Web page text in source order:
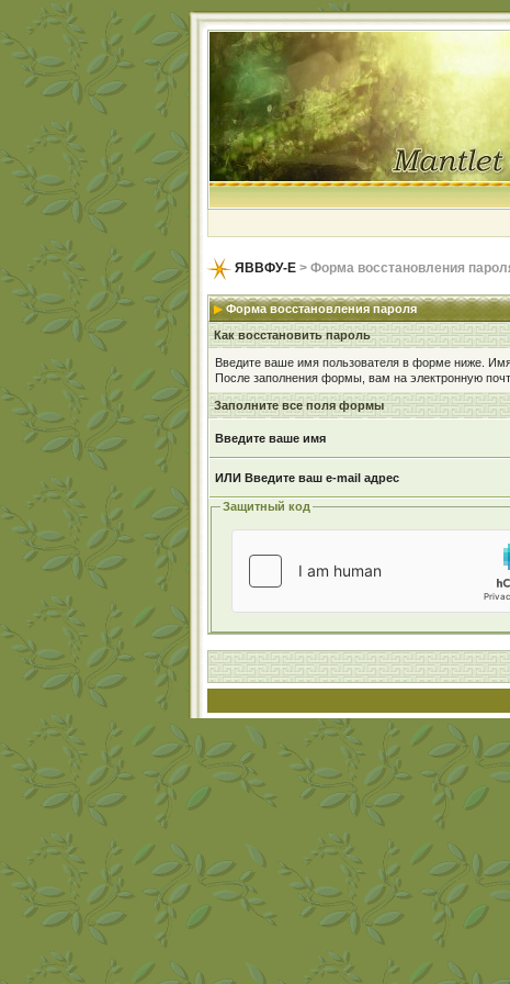
ЯВВФУ-Е > Форма восстановления
Форма восстановления пароля
Как восстановить пароль
Введите ваше имя пользователя в форме ниже.
После заполнения формы, вам на электронную
Заполните все поля формы
Введите ваше имя
ИЛИ Введите ваш e-mail адрес
Защитный код